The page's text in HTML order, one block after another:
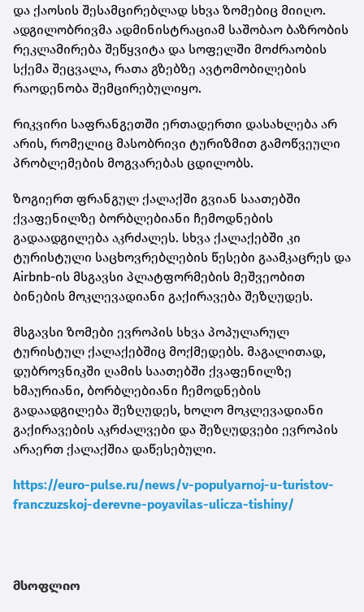
და ქაოსის შესამცირებლად სხვა ზომებიც მიიღო.
ადგილობრივმა ადმინისტრაციამ საშობაო ბაზრობის
რეკლამირება შეწყვიტა და სოფელში მოძრაობის
სქემა შეცვალა, რათა გზებზე ავტომობილების
რაოდენობა შემცირებულიყო.
რიკვირი საფრანგეთში ერთადერთი დასახლება არ
არის, რომელიც მასობრივი ტურიზმით გამოწვეული
პრობლემების მოგვარებას ცდილობს.
ზოგიერთ ფრანგულ ქალაქში გვიან საათებში
ქვაფენილზე ბორბლებიანი ჩემოდნების
გადაადგილება აკრძალეს. სხვა ქალაქებში კი
ტურისტული საცხოვრებლების წესები გაამკაცრეს და
Airbnb-ის მსგავსი პლატფორმების მეშვეობით
ბინების მოკლევადიანი გაქირავება შეზღუდეს.
მსგავსი ზომები ევროპის სხვა პოპულარულ
ტურისტულ ქალაქებშიც მოქმედებს. მაგალითად,
დუბროვნიკში ღამის საათებში ქვაფენილზე
ხმაურიანი, ბორბლებიანი ჩემოდნების
გადაადგილება შეზღუდეს, ხოლო მოკლევადიანი
გაქირავების აკრძალვები და შეზღუდვები ევროპის
არაერთ ქალაქშია დაწესებული.
https://euro-pulse.ru/news/v-populyarnoj-u-turistov-
franczuzskoj-derevne-poyavilas-ulicza-tishiny/
მსოფლიო